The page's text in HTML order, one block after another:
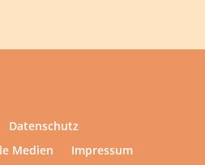
Datenschutz
Medien
Impressum